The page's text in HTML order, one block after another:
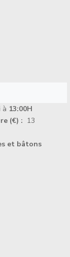
à 13:00H
(€) : 13
et bâtons